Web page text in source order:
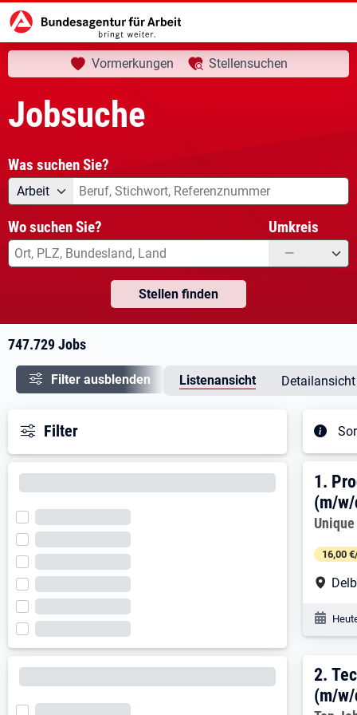
Startseite Jobsuche aktuelle Seite:
Ihre Suche
Vormerkungen Stellensuchen
Jobsuche
Was suchen Sie?
Angebotsart
Arbeit Was suchen Sie?
Wo suchen Sie? Umkreis
—
Stellen finden
747.729 Jobs
Filter ausblenden Listenansicht Detailansicht
Filter
1.
1.
(m/
16,00
2.
2.
(m/